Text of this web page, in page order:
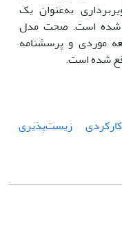
به‌عنوان یک
شده است. صحت مدل
موردی و پرسشنامه
شده است.
زیست‌پذیری